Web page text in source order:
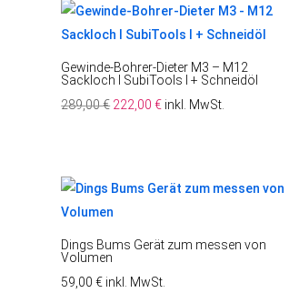
Gewinde-Bohrer-Dieter M3 – M12
Sackloch l SubiTools l + Schneidöl
289,00€ Ursprünglicher
222,00€Aktueller
inkl. MwSt.
Dings Bums Gerät zum messen von
Volumen
59,00€ inkl. MwSt.